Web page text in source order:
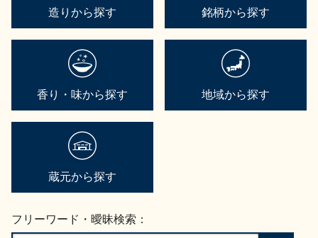
造りから探す 銘柄から探す
香り・味から探す 地域から探す
蔵元から探す
フリーワード・曖昧検索：